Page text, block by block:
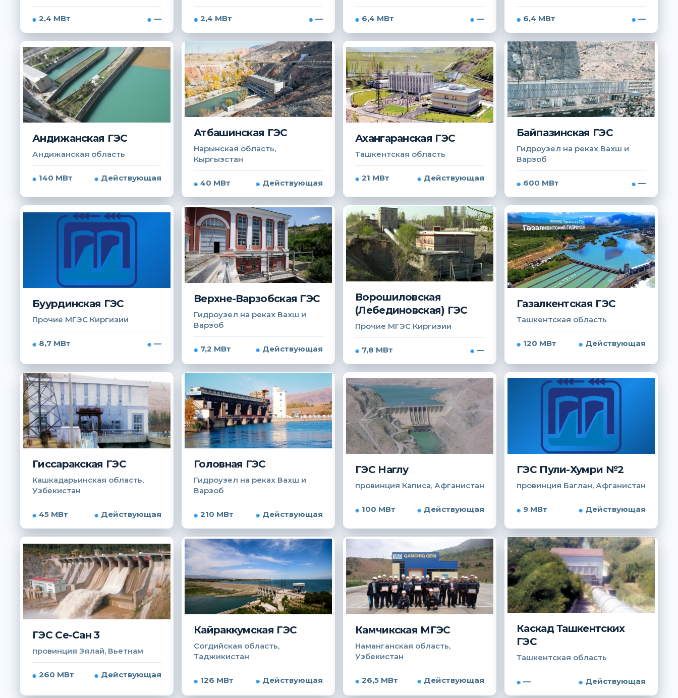
2,4 МВт — 2,4 МВт — 6,4 МВт — 6,4 МВт —
Андижанская ГЭС
Андижанская область
140 МВт Действующая
Атбашинская ГЭС
Нарынская область,
Кыргызстан
40 МВт Действующая
Ахангаранская ГЭС
Ташкентская область
21 МВт Действующая
Байпазинская ГЭС
Гидроузел на реках Вахш и
Варзоб
600 МВт —
Буурдинская ГЭС
Прочие МГЭС Киргизии
8,7 МВт —
Верхне-Варзобская ГЭС
Гидроузел на реках Вахш и
Варзоб
7,2 МВт Действующая
Ворошиловская
(Лебединовская) ГЭС
Прочие МГЭС Киргизии
7,8 МВт —
Газалкентская ГЭС
Ташкентская область
120 МВт Действующая
Гиссаракская ГЭС
Кашкадарьинская область,
Узбекистан
45 МВт Действующая
Головная ГЭС
Гидроузел на реках Вахш и
Варзоб
210 МВт Действующая
ГЭС Наглу
провинция Каписа, Афганистан
100 МВт Действующая
ГЭС Пули-Хумри №2
провинция Баглан, Афганистан
9 МВт Действующая
ГЭС Се-Сан 3
провинция Зялай, Вьетнам
260 МВт Действующая
Кайраккумская ГЭС
Согдийская область,
Таджикистан
126 МВт Действующая
Камчикская МГЭС
Наманганская область,
Узбекистан
26,5 МВт Действующая
Каскад Ташкентских
ГЭС
Ташкентская область
— Действующая